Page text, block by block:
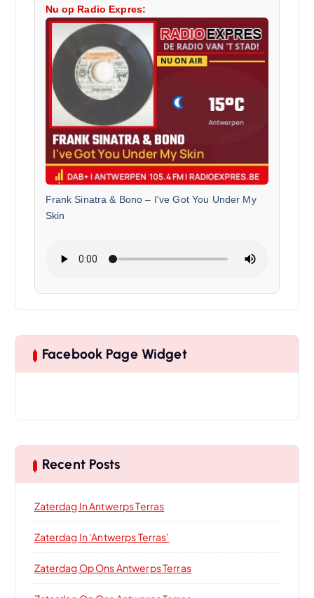
Nu op Radio Expres:
Frank Sinatra & Bono – I've Got You Under My
Skin
Facebook Page Widget
Recent Posts
Zaterdag In Antwerps Terras
Zaterdag In ‘Antwerps Terras’
Zaterdag Op Ons Antwerps Terras